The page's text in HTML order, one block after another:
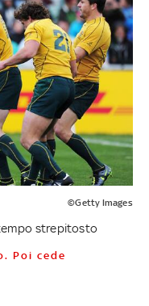
©Getty Images
strepitosto